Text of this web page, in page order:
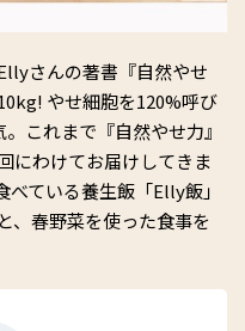
さんの著書『自然やせ
やせ細胞を120%呼び
これまで『自然やせ力』
にわけてお届けしてきま
ている養生飯「Elly飯」
春野菜を使った食事を